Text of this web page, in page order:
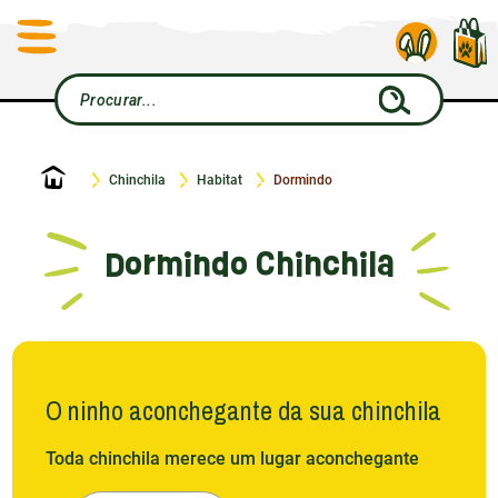
Início Chinchila Habitat Dormindo
Dormindo Chinchila
O ninho aconchegante da sua chinchila
Toda chinchila merece um lugar aconchegante